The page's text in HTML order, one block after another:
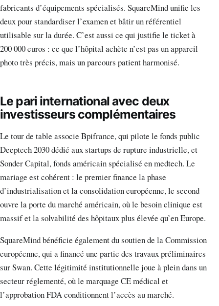
fabricants d’équipements spécialisés. SquareMind unifie les
deux pour standardiser l’examen et bâtir un référentiel
utilisable sur la durée. C’est aussi ce qui justifie le ticket à
200 000 euros : ce que l’hôpital achète n’est pas un appareil
photo très précis, mais un parcours patient harmonisé.
Le pari international avec deux
investisseurs complémentaires
Le tour de table associe Bpifrance, qui pilote le fonds public
Deeptech 2030 dédié aux startups de rupture industrielle, et
Sonder Capital, fonds américain spécialisé en medtech. Le
mariage est cohérent : le premier finance la phase
d’industrialisation et la consolidation européenne, le second
ouvre la porte du marché américain, où le besoin clinique est
massif et la solvabilité des hôpitaux plus élevée qu’en Europe.
SquareMind bénéficie également du soutien de la Commission
européenne, qui a financé une partie des travaux préliminaires
sur Swan. Cette légitimité institutionnelle joue à plein dans un
secteur réglementé, où le marquage CE médical et
l’approbation FDA conditionnent l’accès au marché.